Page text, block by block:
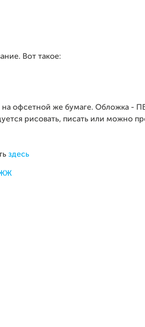
Вот такое:
на офсетной же бумаге. Обложка -
рисовать, писать или можно
здесь